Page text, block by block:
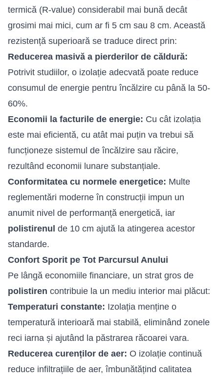
termică (R-value) considerabil mai bună decât
grosimi mai mici, cum ar fi 5 cm sau 8 cm. Această
rezistență superioară se traduce direct prin:
Reducerea masivă a pierderilor de căldură:
Potrivit studiilor, o izolație adecvată poate reduce
consumul de energie pentru încălzire cu până la 50-
60%.
Economii la facturile de energie: Cu cât izolația
este mai eficientă, cu atât mai puțin va trebui să
funcționeze sistemul de încălzire sau răcire,
rezultând economii lunare substanțiale.
Conformitatea cu normele energetice: Multe
reglementări moderne în construcții impun un
anumit nivel de performanță energetică, iar
polistirenul de 10 cm ajută la atingerea acestor
standarde.
Confort Sporit pe Tot Parcursul Anului
Pe lângă economiile financiare, un strat gros de
polistiren contribuie la un mediu interior mai plăcut:
Temperaturi constante: Izolația menține o
temperatură interioară mai stabilă, eliminând zonele
reci iarna și ajutând la păstrarea răcoarei vara.
Reducerea curenților de aer: O izolație continuă
reduce infiltrațiile de aer, îmbunătățind calitatea